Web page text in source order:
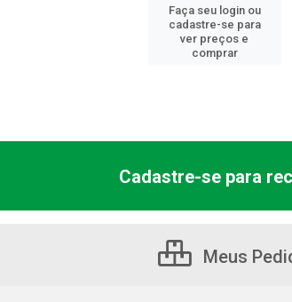
Faça seu login ou
cadastre-se para
ver preços e
comprar
Cadastre-se para
Meus